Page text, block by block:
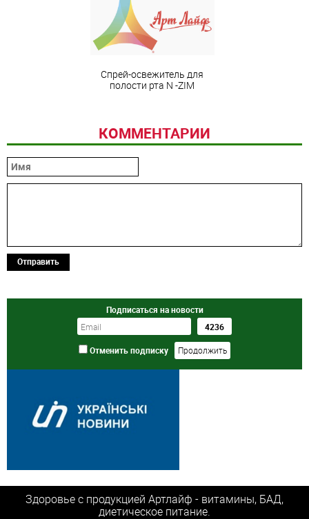
Спрей-освежитель для
полости рта N -ZIM
КОММЕНТАРИИ
Отправить
Подписаться на новости
Отменить подписку
Здоровье с продукцией Артлайф - витамины, БАД,
диетическое питание.